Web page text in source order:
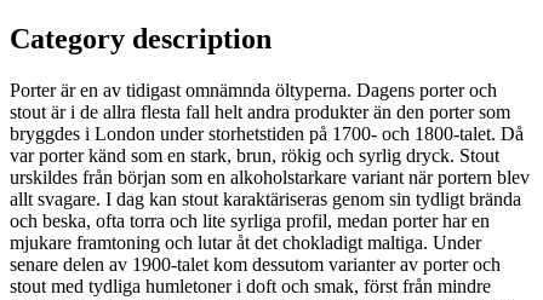
Category description
Porter är en av tidigast omnämnda öltyperna. Dagens porter och
stout är i de allra flesta fall helt andra produkter än den porter som
bryggdes i London under storhetstiden på 1700- och 1800-talet. Då
var porter känd som en stark, brun, rökig och syrlig dryck. Stout
urskildes från början som en alkoholstarkare variant när portern blev
allt svagare. I dag kan stout karaktäriseras genom sin tydligt brända
och beska, ofta torra och lite syrliga profil, medan porter har en
mjukare framtoning och lutar åt det chokladigt maltiga. Under
senare delen av 1900-talet kom dessutom varianter av porter och
stout med tydliga humletoner i doft och smak, först från mindre